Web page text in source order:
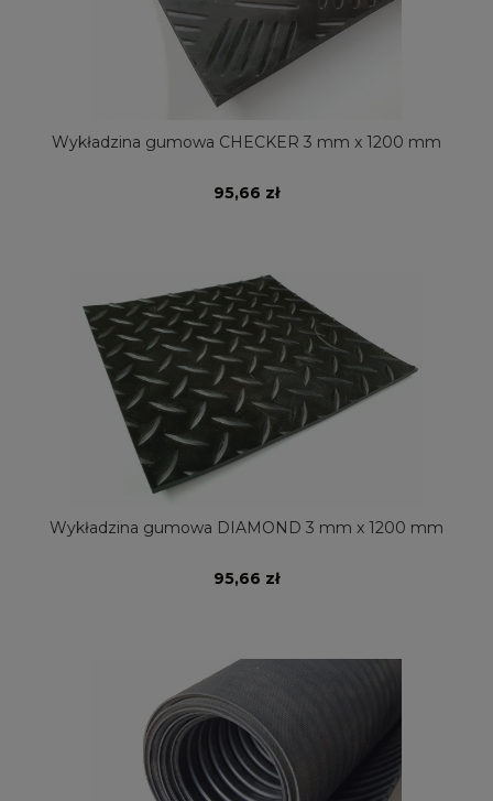
Wykładzina gumowa CHECKER 3 mm x 1200 mm
95,66 zł
Wykładzina gumowa DIAMOND 3 mm x 1200 mm
95,66 zł